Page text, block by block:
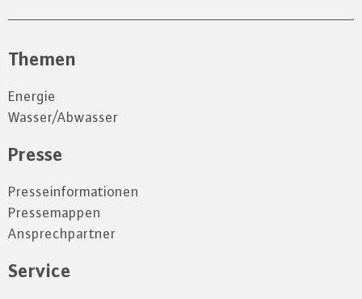
Themen
Energie
Wasser/Abwasser
Presse
Presseinformationen
Pressemappen
Ansprechpartner
Service